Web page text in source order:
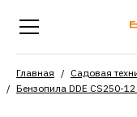
Главная Садовая
Бензопила DDE CS250-